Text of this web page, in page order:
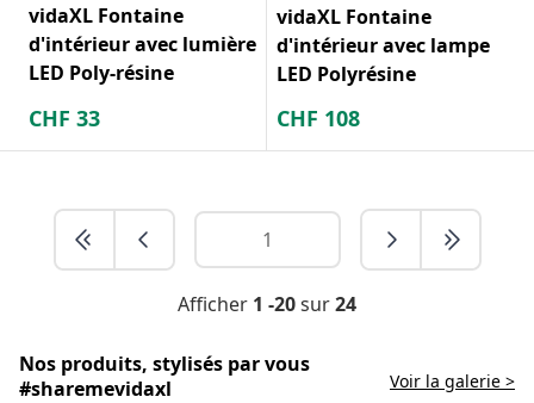
vidaXL Fontaine
d'intérieur avec lumière
LED Poly-résine
CHF 33
vidaXL Fontaine
d'intérieur avec lampe
LED Polyrésine
CHF 108
Afficher 1 -20sur24
Nos produits, stylisés par vous
#sharemevidaxl
Voir la galerie >